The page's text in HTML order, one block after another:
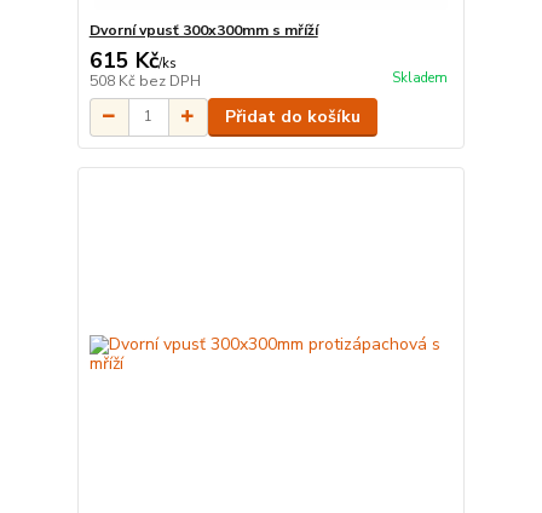
Dvorní vpusť 300x300mm s mříží
615 Kč/ks
508 Kč bez DPH Skladem
Přidat do košíku